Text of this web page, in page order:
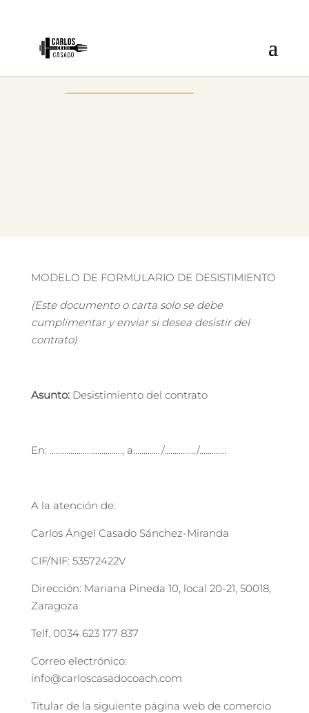
MODELO DE FORMULARIO DE DESISTIMIENTO
(Este documento o carta solo se debe
cumplimentar y enviar si desea desistir del
contrato)
Asunto: Desistimiento del contrato
En: ..................................., a............./.............../.............
A la atención de:
Carlos Ángel Casado Sánchez-Miranda
CIF/NIF: 53572422V
Dirección: Mariana Pineda 10, local 20-21, 50018,
Zaragoza
Telf. 0034 623 177 837
Correo electrónico:
info@carloscasadocoach.com
Titular de la siguiente página web de comercio